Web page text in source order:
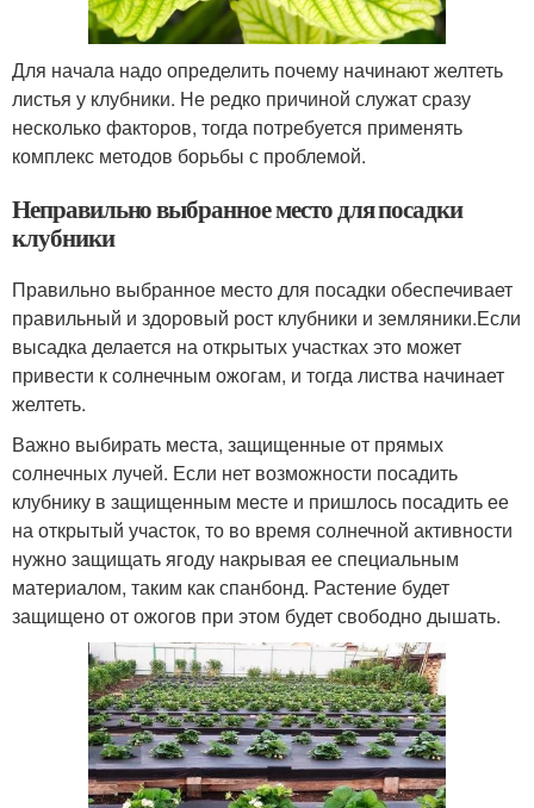
Для начала надо определить почему начинают желтеть
листья у клубники. Не редко причиной служат сразу
несколько факторов, тогда потребуется применять
комплекс методов борьбы с проблемой.
Неправильно выбранное место для посадки
клубники
Правильно выбранное место для посадки обеспечивает
правильный и здоровый рост клубники и земляники.Если
высадка делается на открытых участках это может
привести к солнечным ожогам, и тогда листва начинает
желтеть.
Важно выбирать места, защищенные от прямых
солнечных лучей. Если нет возможности посадить
клубнику в защищенным месте и пришлось посадить ее
на открытый участок, то во время солнечной активности
нужно защищать ягоду накрывая ее специальным
материалом, таким как спанбонд. Растение будет
защищено от ожогов при этом будет свободно дышать.